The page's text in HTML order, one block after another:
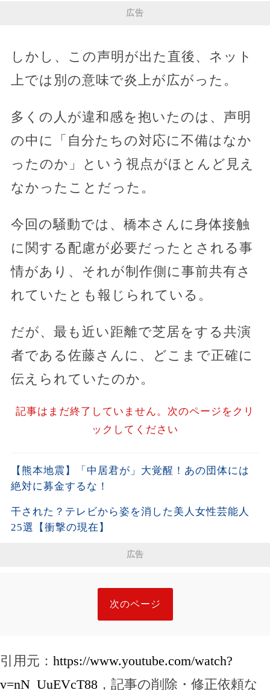
広告
しかし、この声明が出た直後、ネット
上では別の意味で炎上が広がった。
多くの人が違和感を抱いたのは、声明
の中に「自分たちの対応に不備はなか
ったのか」という視点がほとんど見え
なかったことだった。
今回の騒動では、橋本さんに身体接触
に関する配慮が必要だったとされる事
情があり、それが制作側に事前共有さ
れていたとも報じられている。
だが、最も近い距離で芝居をする共演
者である佐藤さんに、どこまで正確に
伝えられていたのか。
記事はまだ終了していません。次のページをクリ
ックしてください
【熊本地震】「中居君が」大覚醒！あの団体には
絶対に募金するな！
干された？テレビから姿を消した美人女性芸能人
25選【衝撃の現在】
広告
次のページ
引用元： https://www.youtube.com/watch?
v=nN_UuEVcT88 ，記事の削除・修正依頼な